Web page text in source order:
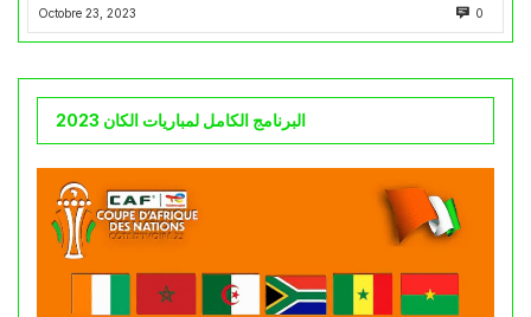
Octobre 23, 2023 0
البرنامج الكامل لمباريات الكان 2023